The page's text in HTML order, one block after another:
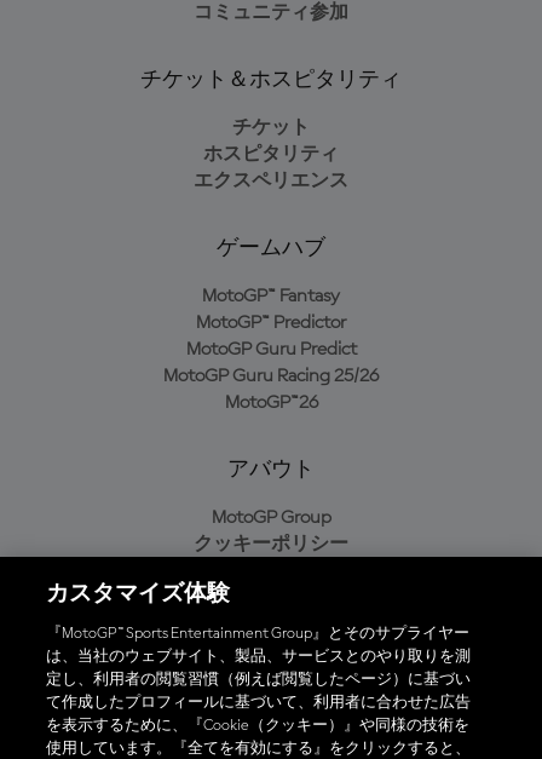
コミュニティ参加
チケット＆ホスピタリティ
チケット
ホスピタリティ
エクスペリエンス
ゲームハブ
MotoGP™ Fantasy
MotoGP™ Predictor
MotoGP Guru Predict
MotoGP Guru Racing 25/26
MotoGP™26
アバウト
MotoGP Group
クッキーポリシー
プライバシーポリシー
購入ポリシー
オフィシャルアプリ
カスタマイズ体験
『MotoGP™ Sports Entertainment Group』とそのサプライヤー
は、当社のウェブサイト、製品、サービスとのやり取りを測
定し、利用者の閲覧習慣（例えば閲覧したページ）に基づい
て作成したプロフィールに基づいて、利用者に合わせた広告
を表示するために、『Cookie（クッキー）』や同様の技術を
使用しています。『全てを有効にする』をクリックすると、